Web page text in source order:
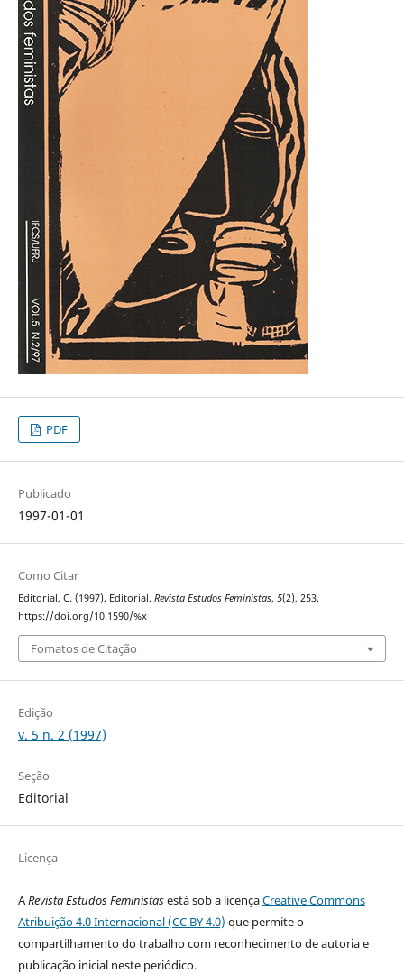
PDF
Publicado
1997-01-01
Como Citar
Editorial, C. (1997). Editorial. Revista Estudos Feministas, 5(2), 253.
https://doi.org/10.1590/%x
Fomatos de Citação
Edição
v. 5 n. 2 (1997)
Seção
Editorial
Licença
ARevista Estudos Feministasestá sob a licençaCreative Commons
Atribuição 4.0 Internacional (CC BY 4.0) que permite o
compartilhamento do trabalho com reconhecimento de autoria e
publicação inicial neste periódico.